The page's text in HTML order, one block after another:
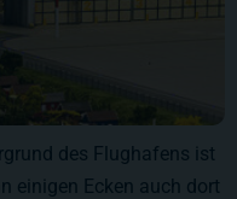
des Flughafens ist
einigen Ecken auch dort